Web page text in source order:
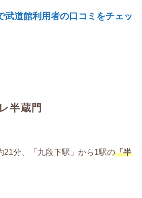
武道館利用者の口コミをチェッ
半蔵門
21分、「九段下駅」から1駅の「半